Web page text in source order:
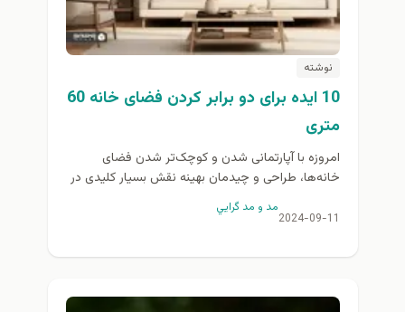
نوشته
10 ایده برای دو برابر کردن فضای خانه 60
متری
امروزه با آپارتمانی شدن و کوچک‌تر شدن فضای
خانه‌ها، طراحی و چیدمان بهینه نقش بسیار کلیدی در
بزرگ و دلبازتر نشان دادن فضا دارد. دکوراسیون...
2024-09-11
مد و مد گرايي